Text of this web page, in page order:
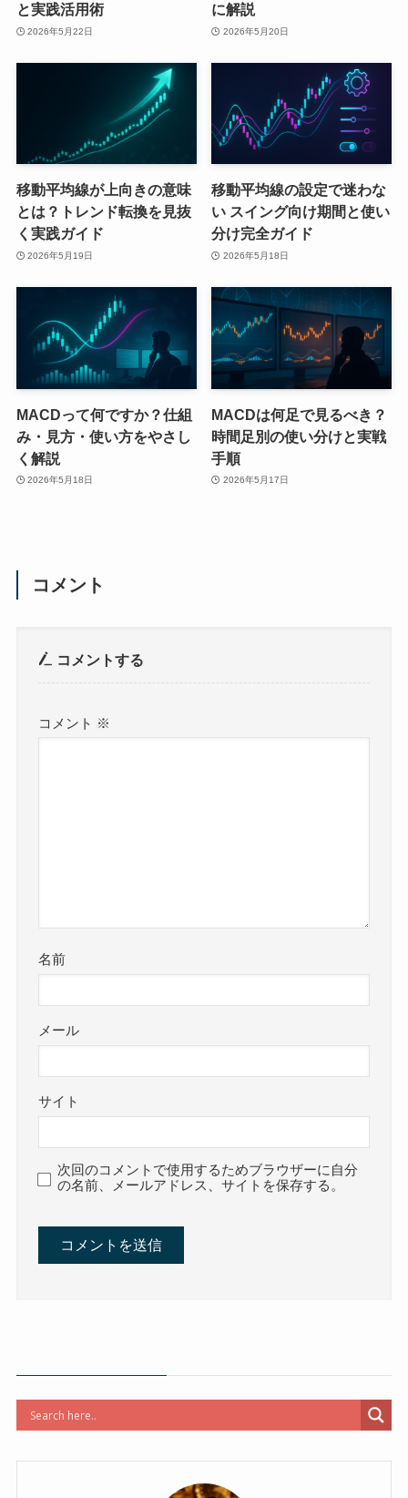
と実践活用術
2026年5月22日
に解説
2026年5月20日
移動平均線が上向きの意味
とは？トレンド転換を見抜
く実践ガイド
2026年5月19日
移動平均線の設定で迷わな
い スイング向け期間と使い
分け完全ガイド
2026年5月18日
MACDって何ですか？仕組
み・見方・使い方をやさし
く解説
2026年5月18日
MACDは何足で見るべき？
時間足別の使い分けと実戦
手順
2026年5月17日
コメント
コメントする
コメント ※
名前
メール
サイト
次回のコメントで使用するためブラウザーに自分
の名前、メールアドレス、サイトを保存する。